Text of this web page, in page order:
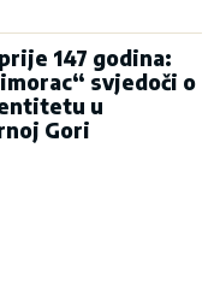
147 godina:
svjedoči o
u
Gori